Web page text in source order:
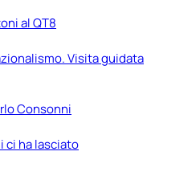
al QT8
Visita guidata
Consonni
ci ha lasciato